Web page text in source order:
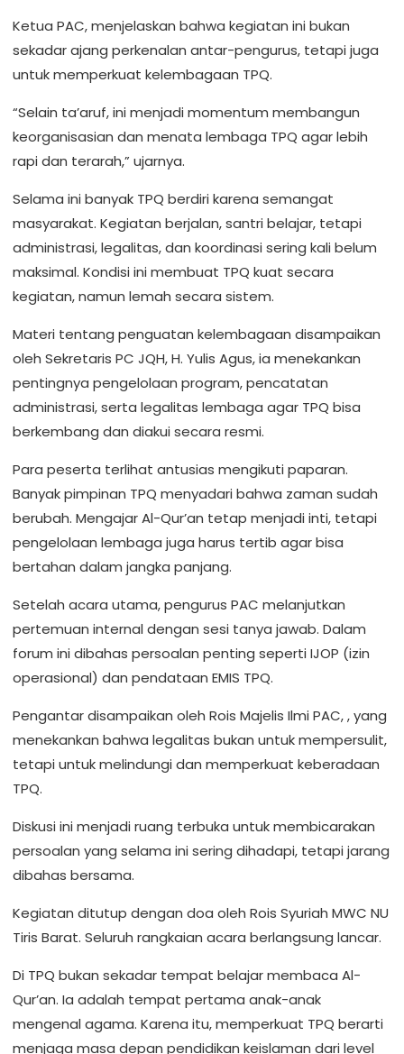
Ketua PAC, menjelaskan bahwa kegiatan ini bukan
sekadar ajang perkenalan antar-pengurus, tetapi juga
untuk memperkuat kelembagaan TPQ.
“Selain ta’aruf, ini menjadi momentum membangun
keorganisasian dan menata lembaga TPQ agar lebih
rapi dan terarah,” ujarnya.
Selama ini banyak TPQ berdiri karena semangat
masyarakat. Kegiatan berjalan, santri belajar, tetapi
administrasi, legalitas, dan koordinasi sering kali belum
maksimal. Kondisi ini membuat TPQ kuat secara
kegiatan, namun lemah secara sistem.
Materi tentang penguatan kelembagaan disampaikan
oleh Sekretaris PC JQH, H. Yulis Agus, ia menekankan
pentingnya pengelolaan program, pencatatan
administrasi, serta legalitas lembaga agar TPQ bisa
berkembang dan diakui secara resmi.
Para peserta terlihat antusias mengikuti paparan.
Banyak pimpinan TPQ menyadari bahwa zaman sudah
berubah. Mengajar Al-Qur’an tetap menjadi inti, tetapi
pengelolaan lembaga juga harus tertib agar bisa
bertahan dalam jangka panjang.
Setelah acara utama, pengurus PAC melanjutkan
pertemuan internal dengan sesi tanya jawab. Dalam
forum ini dibahas persoalan penting seperti IJOP (izin
operasional) dan pendataan EMIS TPQ.
Pengantar disampaikan oleh Rois Majelis Ilmi PAC, , yang
menekankan bahwa legalitas bukan untuk mempersulit,
tetapi untuk melindungi dan memperkuat keberadaan
TPQ.
Diskusi ini menjadi ruang terbuka untuk membicarakan
persoalan yang selama ini sering dihadapi, tetapi jarang
dibahas bersama.
Kegiatan ditutup dengan doa oleh Rois Syuriah MWC NU
Tiris Barat. Seluruh rangkaian acara berlangsung lancar.
Di TPQ bukan sekadar tempat belajar membaca Al-
Qur’an. Ia adalah tempat pertama anak-anak
mengenal agama. Karena itu, memperkuat TPQ berarti
menjaga masa depan pendidikan keislaman dari level